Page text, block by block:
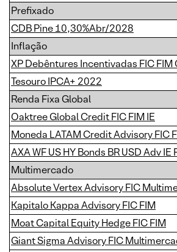
Prefixado
CDB Pine 10,30%Abr/2028
Inflação
XP Debêntures Incentivadas FIC FIM
Tesouro IPCA+ 2022
Renda Fixa Global
Oaktree Global Credit FIC FIM IE
Moneda LATAM Credit Advisory FIC
AXA WF US HY Bonds BR USD Adv IE
Multimercado
Absolute Vertex Advisory FIC
Kapitalo Kappa Advisory FIC FIM
Moat Capital Equity Hedge FIC FIM
Giant Sigma Advisory FIC